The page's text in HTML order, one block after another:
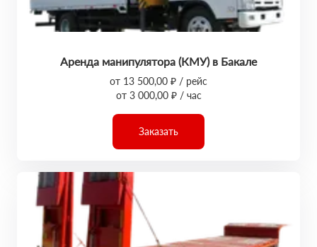
Аренда манипулятора (КМУ) в Бакале
от 13 500,00 ₽ / рейс
от 3 000,00 ₽ / час
Заказать